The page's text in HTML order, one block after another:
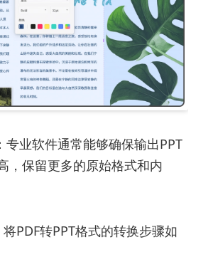
专业软件通常能够确保输出PPT
，保留更多的原始格式和内
PDF转PPT格式的转换步骤如